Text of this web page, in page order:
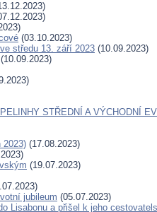
(03.10.2023)
středu 13. září 2023 (10.09.2023)
(10.09.2023)
STŘEDNÍ A VÝCHODNÍ
2023) (17.08.2023)
(19.07.2023)
jubileum (05.07.2023)
Lisabonu a přišel k jeho